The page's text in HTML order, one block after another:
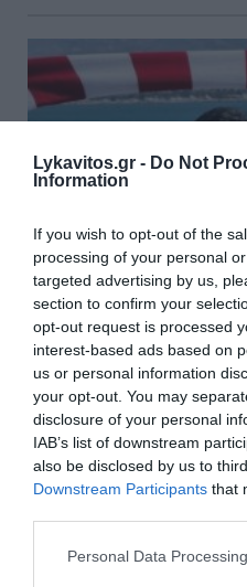
Lykavitos.gr - Do Not
Information
If you wish to opt-out of the
processing of your personal
targeted advertising by us,
section to confirm your
opt-out request is processed
interest-based ads based on
us or personal information
your opt-out. You may
disclosure of your personal
IAB’s list of downstream
also be disclosed by us to
Downstream Participants that
Please note that this website/
Personal Data
O Ολυμπιακός
Τζιοβάνι και τον
Ο Ολυμπιακός ανακοίνωσε
δεύτερη ομάδα ομάδα του
ανακοίνωσαν την